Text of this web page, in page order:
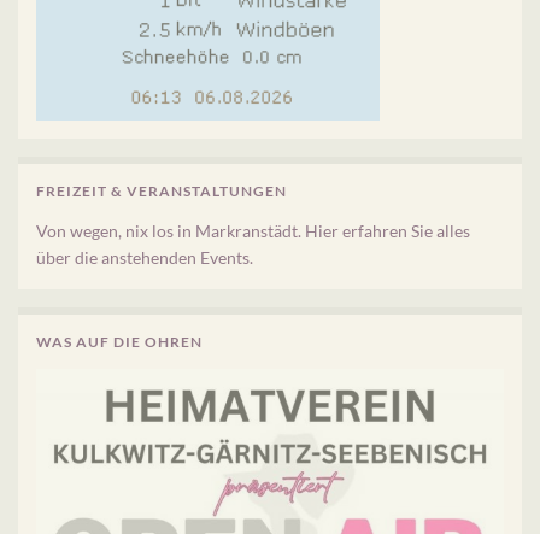
FREIZEIT & VERANSTALTUNGEN
Von wegen, nix los in Markranstädt. Hier erfahren Sie alles
über die anstehenden Events.
WAS AUF DIE OHREN